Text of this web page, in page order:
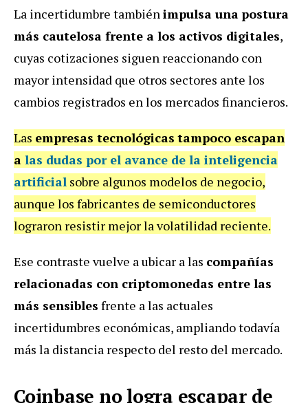
La incertidumbre tambiénimpulsa unapostura
más cautelosa frente a los activos digitales,
cuyas cotizaciones siguen reaccionando con
mayor intensidad que otros sectores ante los
cambios registrados en los mercados financieros.
Las empresas tecnológicas tampoco escapan
a las dudas por el avance de la inteligencia
artificial sobre algunos modelos de negocio,
aunque los fabricantes de semiconductores
lograron resistir mejor la volatilidad reciente.
Ese contraste vuelve a ubicar a las compañías
relacionadas con criptomonedas entre las
más sensibles frente a las actuales
incertidumbres económicas, ampliando todavía
más la distancia respecto del resto del mercado.
Coinbase no logra escapar de